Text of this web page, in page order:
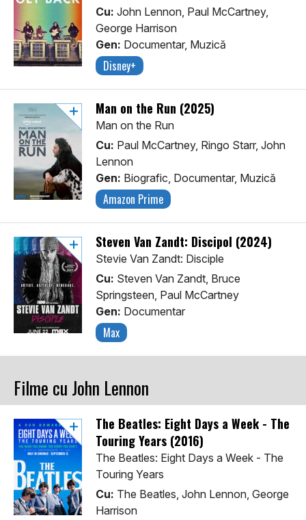
Cu: John Lennon, Paul McCartney,
George Harrison
Gen: Documentar, Muzică
Disney+
Man on the Run (2025)
Man on the Run
Cu: Paul McCartney, Ringo Starr, John
Lennon
Gen: Biografic, Documentar, Muzică
Amazon Prime
Steven Van Zandt: Discipol (2024)
Stevie Van Zandt: Disciple
Cu: Steven Van Zandt, Bruce
Springsteen, Paul McCartney
Gen: Documentar
Max
Filme cu John Lennon
The Beatles: Eight Days a Week - The
Touring Years (2016)
The Beatles: Eight Days a Week - The
Touring Years
Cu: The Beatles, John Lennon, George
Harrison